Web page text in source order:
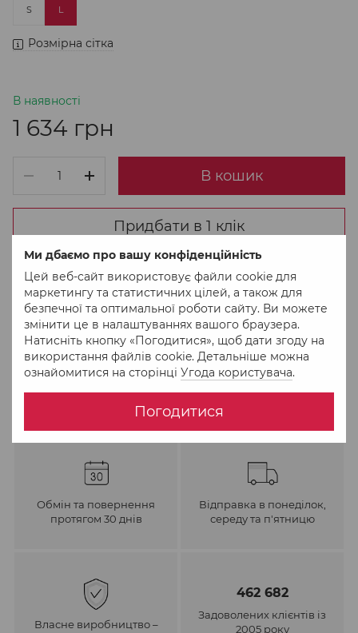
Ми дбаємо про вашу конфіденційність
Цей веб-сайт використовує файли cookie для
маркетингу та статистичних цілей, а також для
безпечної та оптимальної роботи сайту. Ви можете
змінити це в налаштуваннях вашого браузера.
Натисніть кнопку «Погодитися», щоб дати згоду на
використання файлів cookie. Детальніше можна
ознайомитися на сторінці Угода користувача.
Погодитися
S L
Розмірна сітка
В наявності
1 634 грн
В кошик
Придбати в 1 клік
До обраного Порівняти
Обмін та повернення
протягом 30 днів
Відправка в понеділок,
середу та п'ятницю
Власне виробництво –
462 682
Задоволених клієнтів із
2005 року